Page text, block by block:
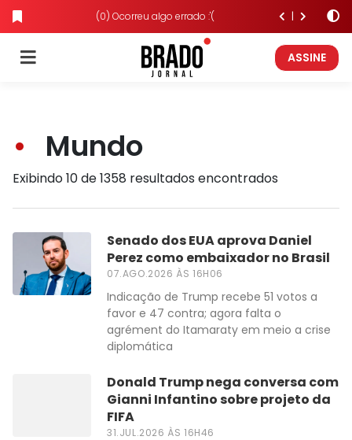
(0) Ocorreu algo errado :'(
ASSINE
Mundo
Exibindo 10 de 1358 resultados encontrados
Senado dos EUA aprova Daniel
Perez como embaixador no Brasil
07.AGO.2026 ÀS 16H06
Indicação de Trump recebe 51 votos a
favor e 47 contra; agora falta o
agrément do Itamaraty em meio a crise
diplomática
Donald Trump nega conversa com
Gianni Infantino sobre projeto da
FIFA
31.JUL.2026 ÀS 16H46